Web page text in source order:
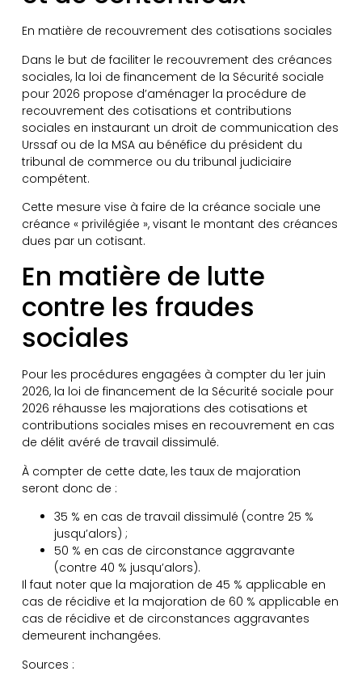
En matière de recouvrement des cotisations sociales
Dans le but de faciliter le recouvrement des créances
sociales, la loi de financement de la Sécurité sociale
pour 2026 propose d’aménager la procédure de
recouvrement des cotisations et contributions
sociales en instaurant un droit de communication des
Urssaf ou de la MSA au bénéfice du président du
tribunal de commerce ou du tribunal judiciaire
compétent.
Cette mesure vise à faire de la créance sociale une
créance « privilégiée », visant le montant des créances
dues par un cotisant.
En matière de lutte
contre les fraudes
sociales
Pour les procédures engagées à compter du 1er juin
2026, la loi de financement de la Sécurité sociale pour
2026 réhausse les majorations des cotisations et
contributions sociales mises en recouvrement en cas
de délit avéré de travail dissimulé.
À compter de cette date, les taux de majoration
seront donc de :
35 % en cas de travail dissimulé (contre 25 %
jusqu’alors) ;
50 % en cas de circonstance aggravante
(contre 40 % jusqu’alors).
Il faut noter que la majoration de 45 % applicable en
cas de récidive et la majoration de 60 % applicable en
cas de récidive et de circonstances aggravantes
demeurent inchangées.
Sources :